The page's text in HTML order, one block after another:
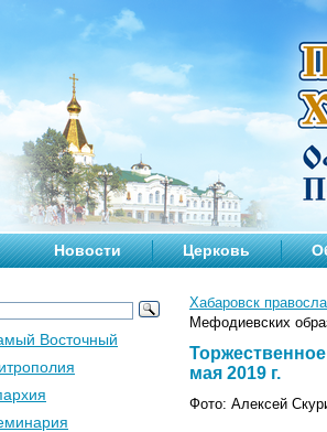
Новости Церковь
Хабаровск
Мефодиевских
мая 2019 г.
Фото: Алексей
Восточный